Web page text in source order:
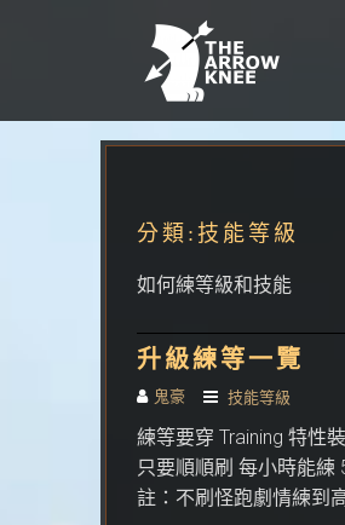
分類: 技能等級
如何練等級和技能
升級練等一覽
鬼豪 技能等級
練等要穿 Training 特性
只要順順刷 每小時能練
註：不刷怪跑劇情練到